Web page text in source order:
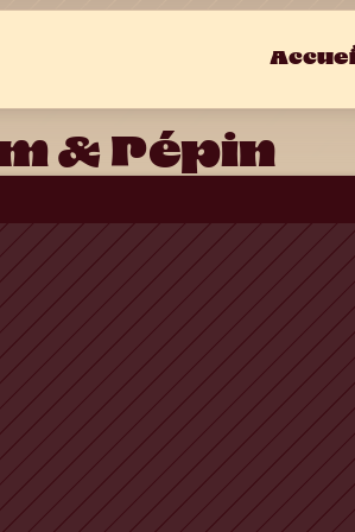
& Pépin